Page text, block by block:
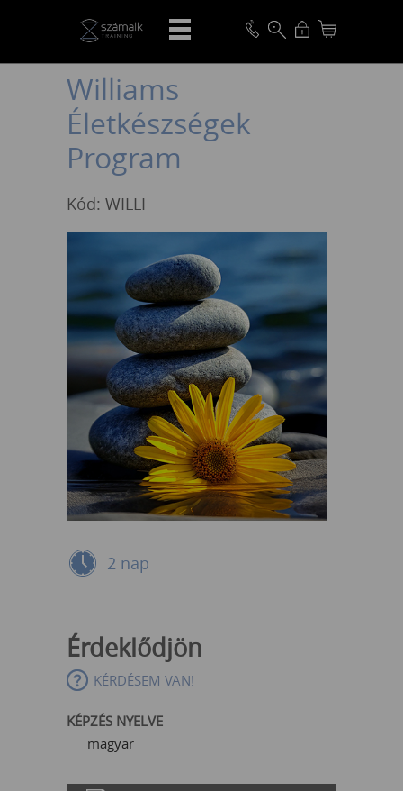
VISSZA
Williams
Életkészségek
Program
Kód: WILLI
2 nap
Érdeklődjön
KÉRDÉSEM VAN!
KÉPZÉS NYELVE
magyar